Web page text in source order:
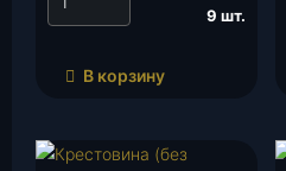
9 шт.
В корзину